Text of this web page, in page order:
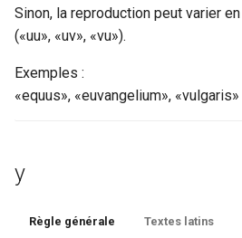
lem
licence
Sinon, la reproduction peut varier
(«uu», «uv», «vu»).
Exemples :
«equus», «euvangelium», «vulgaris»
y
Règle générale Textes latins